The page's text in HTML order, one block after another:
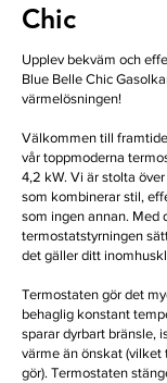
Chic
Upplev bekväm och
Blue Belle Chic
värmelösningen!
Välkommen till
vår toppmoderna
4,2 kW. Vi är stolta
som kombinerar stil,
som ingen annan. Med
termostatstyrningen
det gäller ditt
Termostaten gör det
behaglig konstant
sparar dyrbart bränsle,
värme än önskat
gör). Termostaten